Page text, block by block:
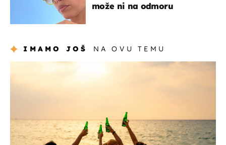
može ni na odmoru
IMAMO JOŠ NA OVU TEMU